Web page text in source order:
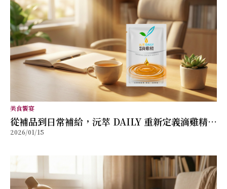
美食饗宴
從補品到日常補給，沅萃 DAILY 重新定義滴雞精的
生活角色
2026/01/15